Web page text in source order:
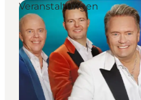
Veranstaltungen